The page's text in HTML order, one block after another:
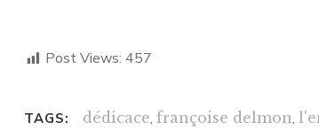
Post Views: 457
TAGS: dédicace, françoise delmon,